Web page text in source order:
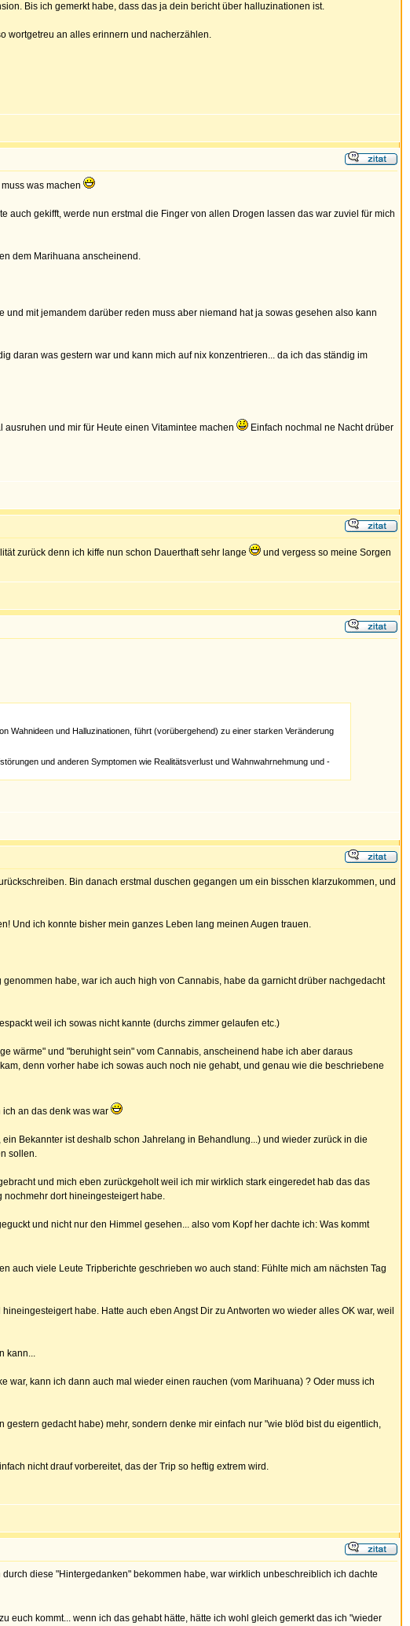
Bis ich gemerkt habe, dass das ja dein bericht über halluzinationen ist.
wortgetreu an alles erinnern und nacherzählen.
was machen
auch gekifft, werde nun erstmal die Finger von allen Drogen lassen das war zuviel für mich
dem Marihuana anscheinend.
mit jemandem darüber reden muss aber niemand hat ja sowas gesehen also kann
daran was gestern war und kann mich auf nix konzentrieren... da ich das ständig im
und mir für Heute einen Vitamintee machen
Einfach nochmal ne Nacht drüber
zurück denn ich kiffe nun schon Dauerthaft sehr lange
und vergess so meine Sorgen
Wahnideen und Halluzinationen, führt (vorübergehend) zu einer starken Veränderung
und anderen Symptomen wie Realitätsverlust und Wahnwahrnehmung und -
Bin danach erstmal duschen gegangen um ein bisschen klarzukommen, und
Und ich konnte bisher mein ganzes Leben lang meinen Augen trauen.
habe, war ich auch high von Cannabis, habe da garnicht drüber nachgedacht
weil ich sowas nicht kannte (durchs zimmer gelaufen etc.)
wärme" und "beruhight sein" vom Cannabis, anscheinend habe ich aber daraus
denn vorher habe ich sowas auch noch nie gehabt, und genau wie die beschriebene
an das denk was war
Bekannter ist deshalb schon Jahrelang in Behandlung...) und wieder zurück in die
sollen.
und mich eben zurückgeholt weil ich mir wirklich stark eingeredet hab das das
nochmehr dort hineingesteigert habe.
und nicht nur den Himmel gesehen... also vom Kopf her dachte ich: Was kommt
auch viele Leute Tripberichte geschrieben wo auch stand: Fühlte mich am nächsten Tag
habe. Hatte auch eben Angst Dir zu Antworten wo wieder alles OK war, weil
kann...
kann ich dann auch mal wieder einen rauchen (vom Marihuana) ? Oder muss ich
gedacht habe) mehr, sondern denke mir einfach nur "wie blöd bist du eigentlich,
nicht drauf vorbereitet, das der Trip so heftig extrem wird.
diese "Hintergedanken" bekommen habe, war wirklich unbeschreiblich ich dachte
euch kommt... wenn ich das gehabt hätte, hätte ich wohl gleich gemerkt das ich "wieder